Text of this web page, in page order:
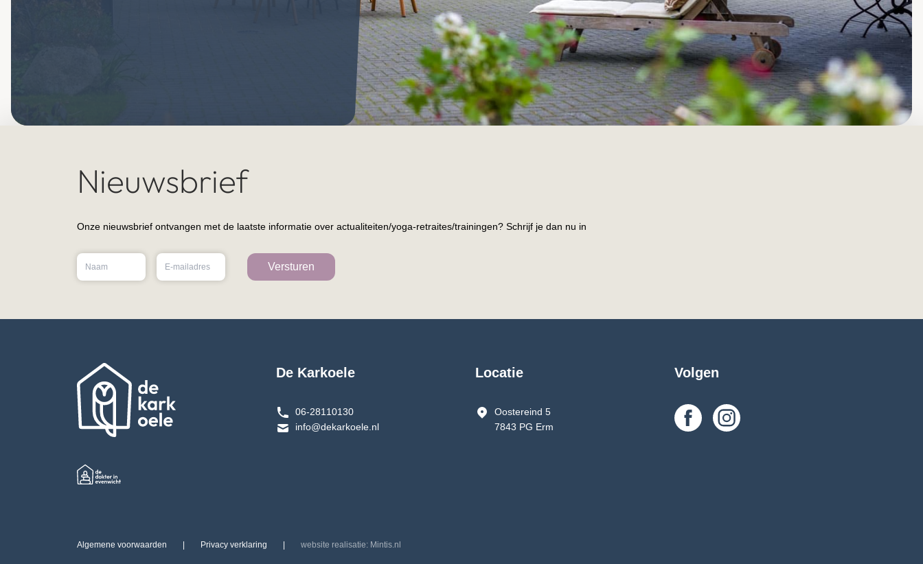
Nieuwsbrief
Onze nieuwsbrief ontvangen met de laatste informatie over actualiteiten/yoga-retraites/trainingen? Schrijf je dan nu in
De Karkoele
06-28110130
info@dekarkoele.nl
Locatie
Oostereind 5
7843 PG Erm
Volgen
Algemene voorwaarden Privacy verklaring website realisatie: Mintis.nl